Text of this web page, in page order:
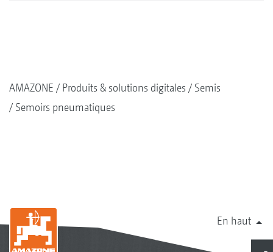
AMAZONE Produits & solutions digitales
Semis
Semoirs pneumatiques
En haut